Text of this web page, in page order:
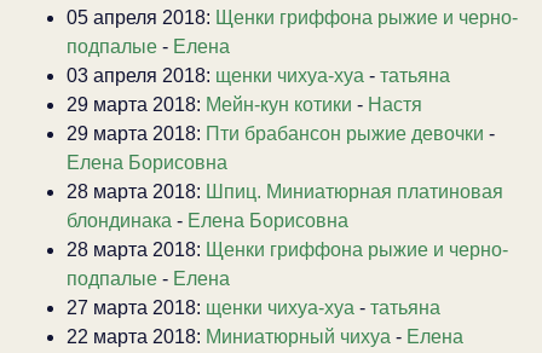
05 апреля 2018: Щенки гриффона рыжие и черно-
подпалые - Елена
03 апреля 2018: щенки чихуа-хуа - татьяна
29 марта 2018: Мейн-кун котики - Настя
29 марта 2018: Пти брабансон рыжие девочки -
Елена Борисовна
28 марта 2018: Шпиц. Миниатюрная платиновая
блондинака - Елена Борисовна
28 марта 2018: Щенки гриффона рыжие и черно-
подпалые - Елена
27 марта 2018: щенки чихуа-хуа - татьяна
22 марта 2018: Миниатюрный чихуа - Елена